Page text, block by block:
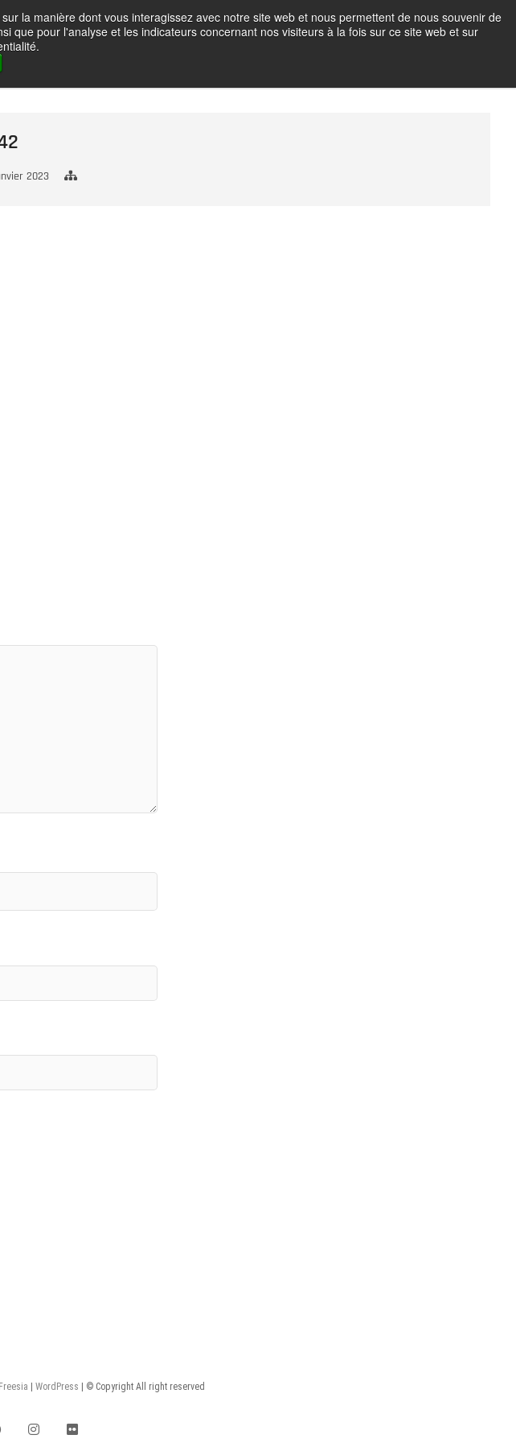
la manière dont vous interagissez avec notre site web et nous permettent de nous souvenir de
que pour l'analyse et les indicateurs concernant nos visiteurs à la fois sur ce site web et sur
CONTACT VOYAGES PHOTO EN IMMERSION
M
2023
WordPress | © Copyright All right reserved
dribbbleinstagram
flickr